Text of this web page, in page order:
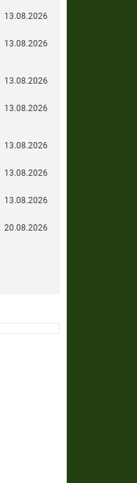
13.08.2026
13.08.2026
13.08.2026
13.08.2026
13.08.2026
13.08.2026
13.08.2026
20.08.2026